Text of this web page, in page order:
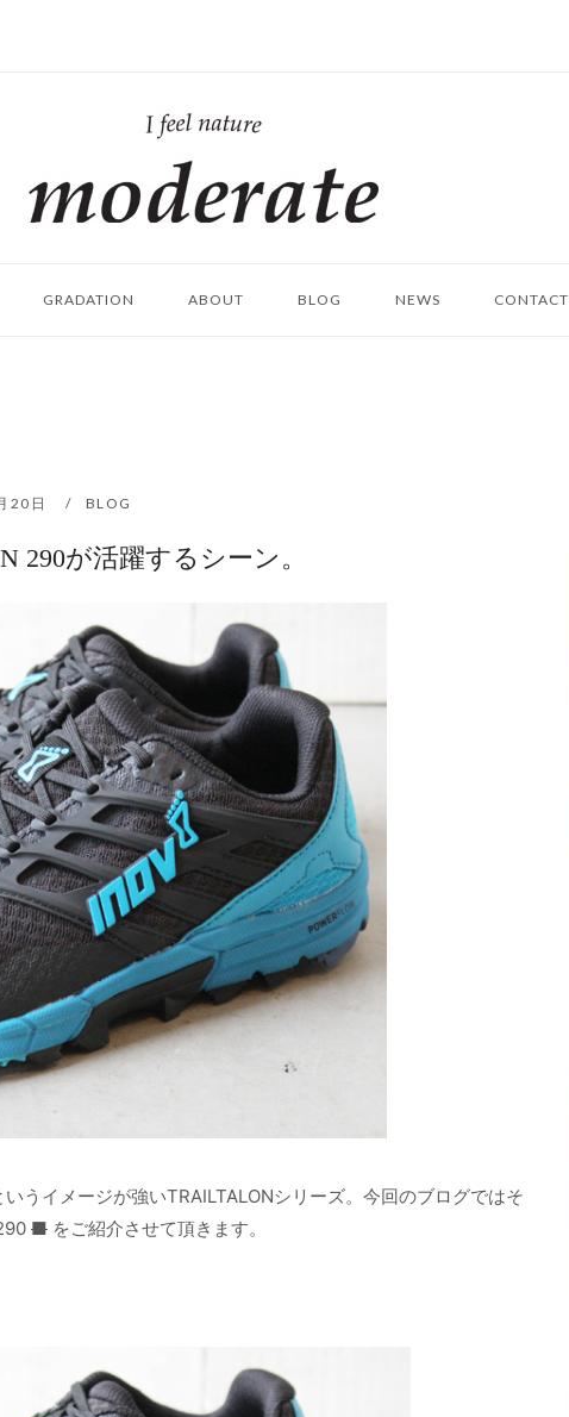
ム
GRADATION ABOUT BLOG NEWS CONTACT
20日 BLOG
290が活躍するシーン。
うイメージが強いTRAILTALONシリーズ。今回のブログではそ
■ をご紹介させて頂きます。